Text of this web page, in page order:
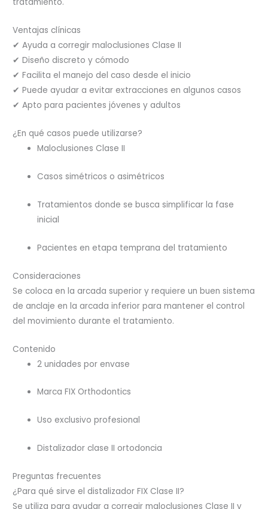
tratamiento.
Ventajas clínicas
✔ Ayuda a corregir maloclusiones Clase II
✔ Diseño discreto y cómodo
✔ Facilita el manejo del caso desde el inicio
✔ Puede ayudar a evitar extracciones en algunos casos
✔ Apto para pacientes jóvenes y adultos
¿En qué casos puede utilizarse?
Maloclusiones Clase II
Casos simétricos o asimétricos
Tratamientos donde se busca simplificar la fase
inicial
Pacientes en etapa temprana del tratamiento
Consideraciones
Se coloca en la arcada superior y requiere un buen sistema
de anclaje en la arcada inferior para mantener el control
del movimiento durante el tratamiento.
Contenido
2 unidades por envase
Marca FIX Orthodontics
Uso exclusivo profesional
Distalizador clase II ortodoncia
Preguntas frecuentes
¿Para qué sirve el distalizador FIX Clase II?
Se utiliza para ayudar a corregir maloclusiones Clase II y